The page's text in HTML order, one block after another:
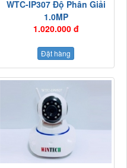
WTC-IP307 Độ Phân Giải
1.0MP
1.020.000 đ
Đặt hàng